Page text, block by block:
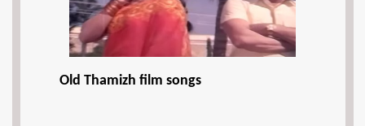
Old Thamizh film songs